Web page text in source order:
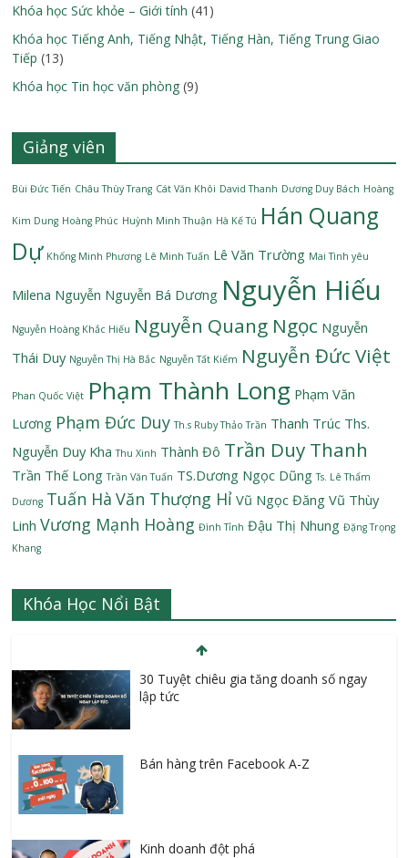
Khóa học Sức khỏe – Giới tính (41)
Khóa học Tiếng Anh, Tiếng Nhật, Tiếng Hàn, Tiếng Trung Giao
Tiếp (13)
Khóa học Tin học văn phòng (9)
Giảng viên
Bùi Đức Tiến Châu Thùy Trang Cát Văn Khôi David Thanh Dương Duy Bách Hoàng
Kim Dung Hoàng Phúc Huỳnh Minh Thuận Hà Kế Tú Hán Quang
Dự Khổng Minh Phương Lê Minh Tuấn Lê Văn Trường Mai Tình yêu
Milena Nguyễn Nguyễn Bá Dương Nguyễn Hiếu
Nguyễn Hoàng Khắc Hiếu Nguyễn Quang Ngọc Nguyễn
Thái Duy Nguyễn Thị Hà Bắc Nguyễn Tất Kiểm Nguyễn Đức Việt
Phan Quốc Việt Phạm Thành Long Phạm Văn
Lương Phạm Đức Duy Th.s Ruby Thảo Trần Thanh Trúc Ths.
Nguyễn Duy Kha Thu Xinh Thành Đô Trần Duy Thanh
Trần Thế Long Trần Văn Tuấn TS.Dương Ngọc Dũng Ts. Lê Thẩm
Dương Tuấn Hà Văn Thượng Hỉ Vũ Ngọc Đăng Vũ Thùy
Linh Vương Mạnh Hoàng Đình Tỉnh Đậu Thị Nhung Đặng Trọng
Khang
Khóa Học Nổi Bật
30 Tuyệt chiêu gia tăng doanh số ngay
lập tức
Bán hàng trên Facebook A-Z
Kinh doanh đột phá